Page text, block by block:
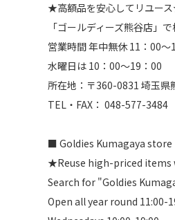
★高額品を安心してリユー
「ゴールディーズ熊谷店」で
営業時間 年中無休 11：00～
水曜日は 10：00～19：00
所在地：〒360-0831 埼玉県
TEL・FAX： 048-577-3484​
■ Goldies Kumagaya store
★Reuse high-priced
Search for "Goldies
Open all year round 11:00-